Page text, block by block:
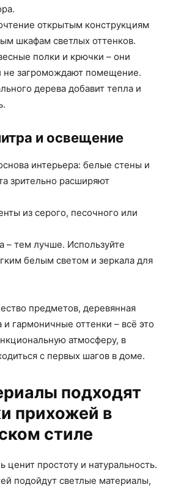
открытым конструкциям
шкафам светлых оттенков.
полки и крючки – они
не загромождают помещение.
дерева добавит тепла и
и освещение
интерьера: белые стены и
зрительно расширяют
из серого, песочного или
– тем лучше. Используйте
белым светом и зеркала для
предметов, деревянная
гармоничные оттенки – всё это
атмосферу, в
с первых шагов в доме.
подходят
прихожей в
стиле
ценит простоту и натуральность.
подойдут светлые материалы,